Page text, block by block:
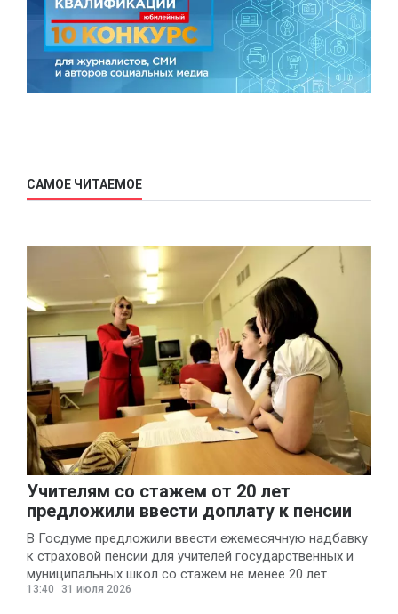
САМОЕ ЧИТАЕМОЕ
Учителям со стажем от 20 лет
предложили ввести доплату к пенсии
В Госдуме предложили ввести ежемесячную надбавку
к страховой пенсии для учителей государственных и
муниципальных школ со стажем не менее 20 лет.
13:40 31 июля 2026